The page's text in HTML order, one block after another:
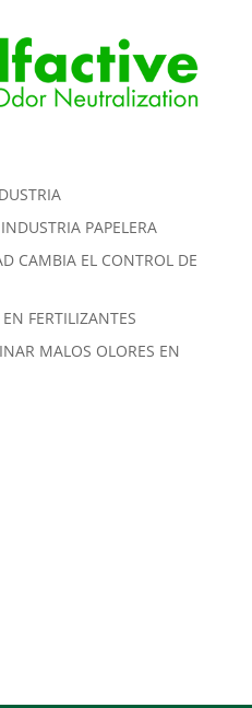
PAPELERA
CAMBIA EL CONTROL DE
FERTILIZANTES
MALOS OLORES EN